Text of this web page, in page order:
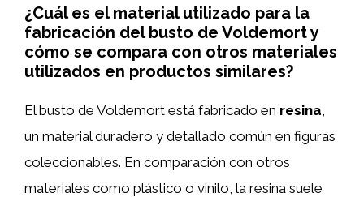
¿Cuál es el material utilizado para la
fabricación del busto de Voldemort y
cómo se compara con otros materiales
utilizados en productos similares?
El busto de Voldemort está fabricado en resina,
un material duradero y detallado común en figuras
coleccionables. En comparación con otros
materiales como plástico o vinilo, la resina suele